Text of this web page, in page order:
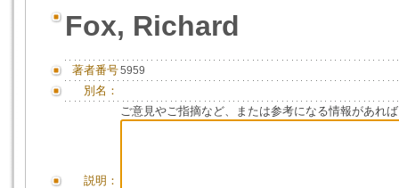
Fox, Richard
著者番号5959
別名：
説明：
ご意見やご指摘など、または参考になる情報があれ